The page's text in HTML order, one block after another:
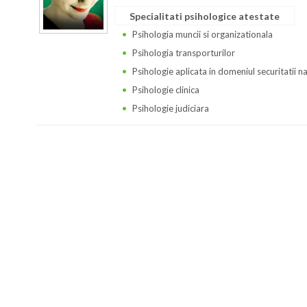
Specialitati psihologice atestate
Psihologia muncii si organizationala
Psihologia transporturilor
Psihologie aplicata in domeniul securitatii
Psihologie clinica
Psihologie judiciara